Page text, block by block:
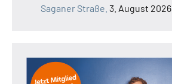
Saganer Straße. 3. August 2026